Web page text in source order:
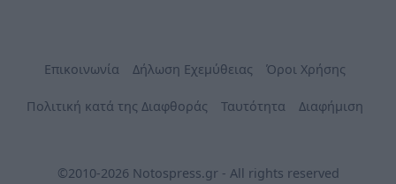
Επικοινωνία Δήλωση Εχεμύθειας Όροι Χρήσης
Πολιτική κατά της Διαφθοράς Ταυτότητα Διαφήμιση
©2010-2026 Notospress.gr - All rights reserved